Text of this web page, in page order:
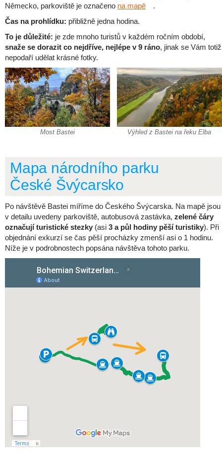
Německo, parkoviště je označeno na mapě
.
Čas na prohlídku: přibližně jedna hodina.
To je důležité: je zde mnoho turistů v každém ročním období,
snaže se dorazit co nejdříve, nejlépe v 9 ráno, jinak se Vám totiž
nepodaří udělat krásné fotky.
Most Bastei Výhled z Bastei na řeku Elba
Mapa národního parku
České Švýcarsko
Po návštěvě Bastei míříme do Českého Švýcarska. Na mapě jsou
v detailu uvedeny parkoviště, autobusová zastávka, zelené čáry
označují turistické stezky (asi 3 a půl hodiny pěší turistiky). Při
objednání exkurzí se čas pěší procházky zmenší asi o 1 hodinu.
Níže je v podrobnostech popsána návštěva tohoto parku.